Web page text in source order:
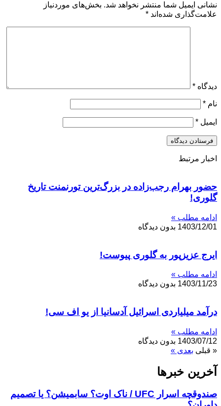
نشانی ایمیل شما منتشر نخواهد شد. بخش‌های موردنیاز
علامت‌گذاری شده‌اند *
دیدگاه *
نام *
ایمیل *
اخبار مرتبط
حضور بهرام رجب‌زاده در بزرگ‌ترین تورنمنت تاریخ
گلوری!
ادامه مطلب »
1403/12/01 بدون دیدگاه
ایرج عزیزپور به گلوری پیوست!
ادامه مطلب »
1403/11/23 بدون دیدگاه
درآمد میلیاردی اسرائیل آدسانیا از یو اف سی!
ادامه مطلب »
1403/07/12 بدون دیدگاه
« قبلی بعدی »
آخرین خبر‌‌ها
صندوقچه اسرار UFC / ناک اوت؟ سابمیشن؟ یا تصمیم